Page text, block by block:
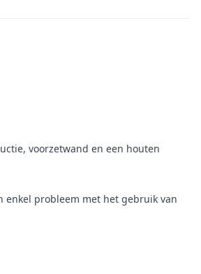
voorzetwand en een houten
enkel probleem met het gebruik van